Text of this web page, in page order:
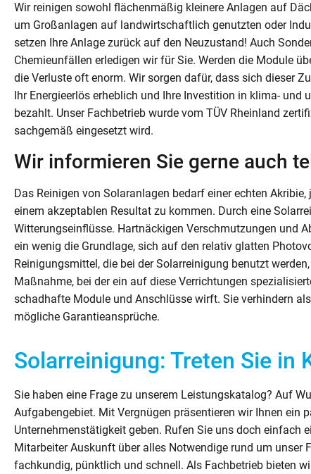
Wir reinigen sowohl flächenmäßig kleinere Anlagen auf
um Großanlagen auf landwirtschaftlich genutzten oder
setzen Ihre Anlage zurück auf den Neuzustand! Auch
Chemieunfällen erledigen wir für Sie. Werden die Module
die Verluste oft enorm. Wir sorgen dafür, dass sich dieser
Ihr Energieerlös erheblich und Ihre Investition in klima-
bezahlt. Unser Fachbetrieb wurde vom TÜV Rheinland
sachgemäß eingesetzt wird.
Wir informieren Sie gerne auch
Das Reinigen von Solaranlagen bedarf einer echten
einem akzeptablen Resultat zu kommen. Durch eine
Witterungseinflüsse. Hartnäckigen Verschmutzungen und
ein wenig die Grundlage, sich auf den relativ glatten
Reinigungsmittel, die bei der Solarreinigung benutzt
Maßnahme, bei der ein auf diese Verrichtungen
schadhafte Module und Anschlüsse wirft. Sie verhindern
mögliche Garantieansprüche.
Solarreinigung: Treten Sie in
Sie haben eine Frage zu unserem Leistungskatalog? Auf
Aufgabengebiet. Mit Vergnügen präsentieren wir Ihnen ein
Unternehmenstätigkeit geben. Rufen Sie uns doch einfach
Mitarbeiter Auskunft über alles Notwendige rund um unser
fachkundig, pünktlich und schnell. Als Fachbetrieb bieten